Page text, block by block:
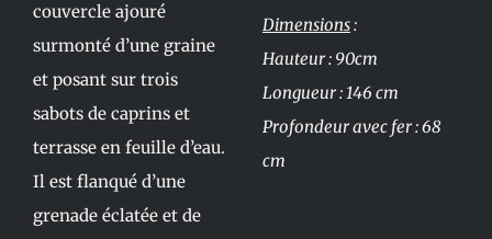
couvercle ajouré
surmonté d’une graine
et posant sur trois
sabots de caprins et
terrasse en feuille d’eau.
Il est flanqué d’une
grenade éclatée et de
Dimensions:
Hauteur : 90cm
Longueur : 146 cm
Profondeur avec fer : 68
cm